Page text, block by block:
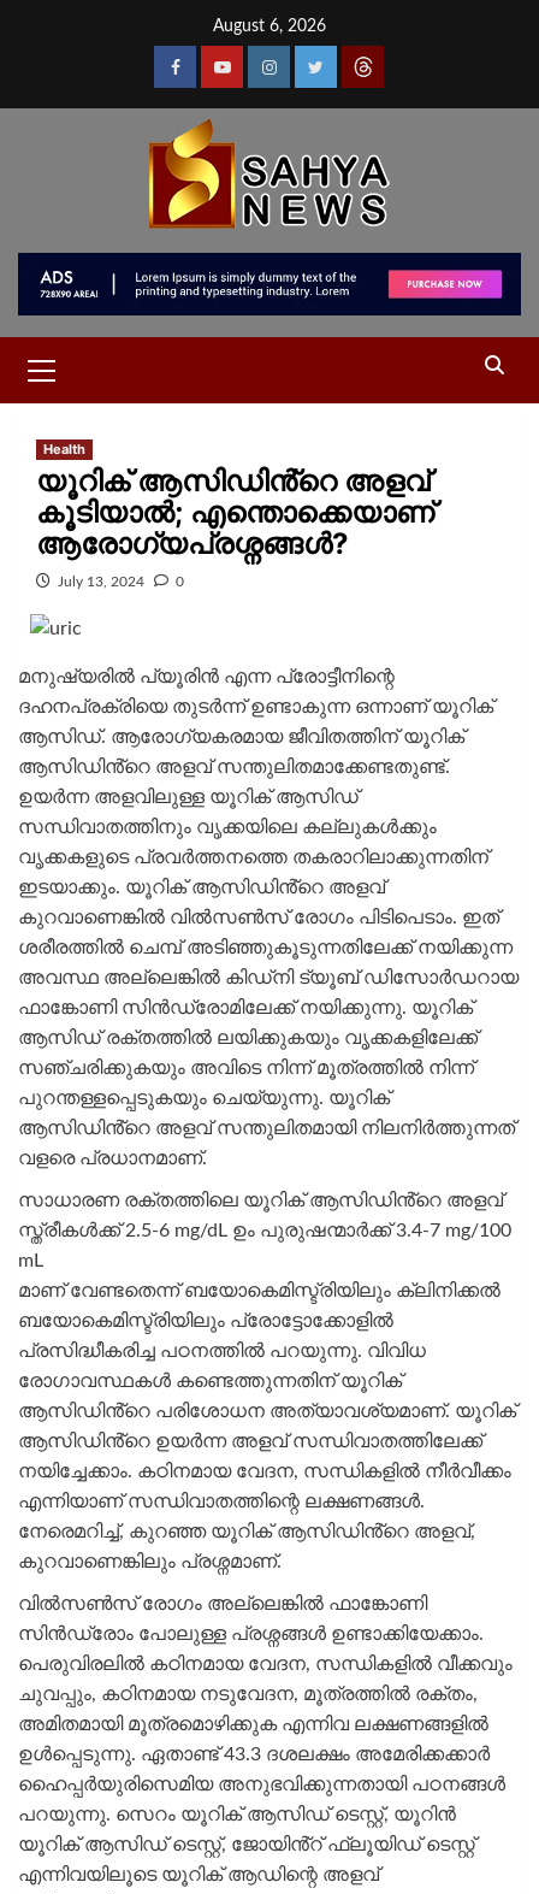
August 6, 2026
Health
യൂറിക് ആസിഡിൻ്റെ അളവ്
കൂടിയാൽ; എന്തൊക്കെയാണ്
ആരോ​ഗ്യപ്രശ്നങ്ങൾ?
July 13, 2024 0
മനുഷ്യരിൽ പ്യൂരിൻ എന്ന പ്രോട്ടീനിന്റെ
ദഹനപ്രക്രിയെ തുടർന്ന് ഉണ്ടാകുന്ന ഒന്നാണ് യൂറിക്
ആസിഡ്. ആരോഗ്യകരമായ ജീവിതത്തിന് യൂറിക്
ആസിഡിൻ്റെ അളവ് സന്തുലിതമാക്കേണ്ടതുണ്ട്.
ഉയർന്ന അളവിലുള്ള യൂറിക് ആസിഡ്
സന്ധിവാതത്തിനും വൃക്കയിലെ കല്ലുകൾക്കും
വൃക്കകളുടെ പ്രവർത്തനത്തെ തകരാറിലാക്കുന്നതിന്
ഇടയാക്കും. യൂറിക് ആസിഡിൻ്റെ അളവ്
കുറവാണെങ്കിൽ വിൽസൺസ് രോഗം പിടിപെടാം. ഇത്
ശരീരത്തിൽ ചെമ്പ് അടിഞ്ഞുകൂടുന്നതിലേക്ക് നയിക്കുന്ന
അവസ്ഥ അല്ലെങ്കിൽ കിഡ്നി ട്യൂബ് ഡിസോർഡറായ
ഫാങ്കോണി സിൻഡ്രോമിലേക്ക് നയിക്കുന്നു. യൂറിക്
ആസിഡ് രക്തത്തിൽ ലയിക്കുകയും വൃക്കകളിലേക്ക്
സഞ്ചരിക്കുകയും അവിടെ നിന്ന് മൂത്രത്തിൽ നിന്ന്
പുറന്തള്ളപ്പെടുകയും ചെയ്യുന്നു. യൂറിക്
ആസിഡിൻ്റെ അളവ് സന്തുലിതമായി നിലനിർത്തുന്നത്
വളരെ പ്രധാനമാണ്.
സാധാരണ രക്തത്തിലെ യൂറിക് ആസിഡിൻ്റെ അളവ്
സ്ത്രീകൾക്ക് 2.5-6 mg/dL ഉം പുരുഷന്മാർക്ക് 3.4-7 mg/100
mL
മാണ് വേണ്ടതെന്ന് ബയോകെമിസ്ട്രിയിലും ക്ലിനിക്കൽ
ബയോകെമിസ്ട്രിയിലും പ്രോട്ടോക്കോളിൽ
പ്രസിദ്ധീകരിച്ച പഠനത്തിൽ പറയുന്നു. വിവിധ
രോഗാവസ്ഥകൾ കണ്ടെത്തുന്നതിന് യൂറിക്
ആസിഡിൻ്റെ പരിശോധന അത്യാവശ്യമാണ്. യൂറിക്
ആസിഡിൻ്റെ ഉയർന്ന അളവ് സന്ധിവാതത്തിലേക്ക്
നയിച്ചേക്കാം. കഠിനമായ വേദന, സന്ധികളിൽ നീർവീക്കം
എന്നിയാണ് സന്ധിവാതത്തിന്റെ ലക്ഷണങ്ങൾ.
നേരെമറിച്ച്, കുറഞ്ഞ യൂറിക് ആസിഡിൻ്റെ അളവ്,
കുറവാണെങ്കിലും പ്രശ്നമാണ്.
വിൽസൺസ് രോഗം അല്ലെങ്കിൽ ഫാങ്കോണി
സിൻഡ്രോം പോലുള്ള പ്രശ്നങ്ങൾ ഉണ്ടാക്കിയേക്കാം.
പെരുവിരലിൽ കഠിനമായ വേദന, സന്ധികളിൽ വീക്കവും
ചുവപ്പും, കഠിനമായ നടുവേദന, മൂത്രത്തിൽ രക്തം,
അമിതമായി മൂത്രമൊഴിക്കുക എന്നിവ ലക്ഷണങ്ങളിൽ
ഉൾപ്പെടുന്നു. ഏതാണ്ട് 43.3 ദശലക്ഷം അമേരിക്കക്കാർ
ഹൈപ്പർയുരിസെമിയ അനുഭവിക്കുന്നതായി പഠനങ്ങൾ
പറയുന്നു. സെറം യൂറിക് ആസിഡ് ടെസ്റ്റ്, യൂറിൻ
യൂറിക് ആസിഡ് ടെസ്റ്റ്, ജോയിൻ്റ് ഫ്ലൂയിഡ് ടെസ്റ്റ്
എന്നിവയിലൂടെ യൂറിക് ആഡിന്റെ അളവ്